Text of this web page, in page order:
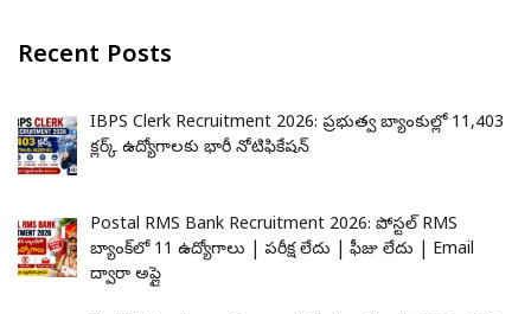
Recent Posts
IBPS Clerk Recruitment 2026: ప్రభుత్వ బ్యాంకుల్లో 11,403
క్లర్క్ ఉద్యోగాలకు భారీ నోటిఫికేషన్
Postal RMS Bank Recruitment 2026: పోస్టల్ RMS
బ్యాంక్‌లో 11 ఉద్యోగాలు | పరీక్ష లేదు | ఫీజు లేదు | Email
ద్వారా అప్లై